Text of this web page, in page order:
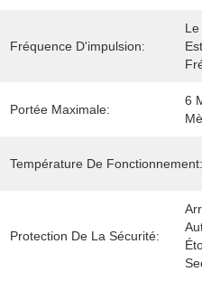
Fréquence D'impulsion:
Portée Maximale:
6
Température De Fonctionnement:
Protection De La Sécurité: